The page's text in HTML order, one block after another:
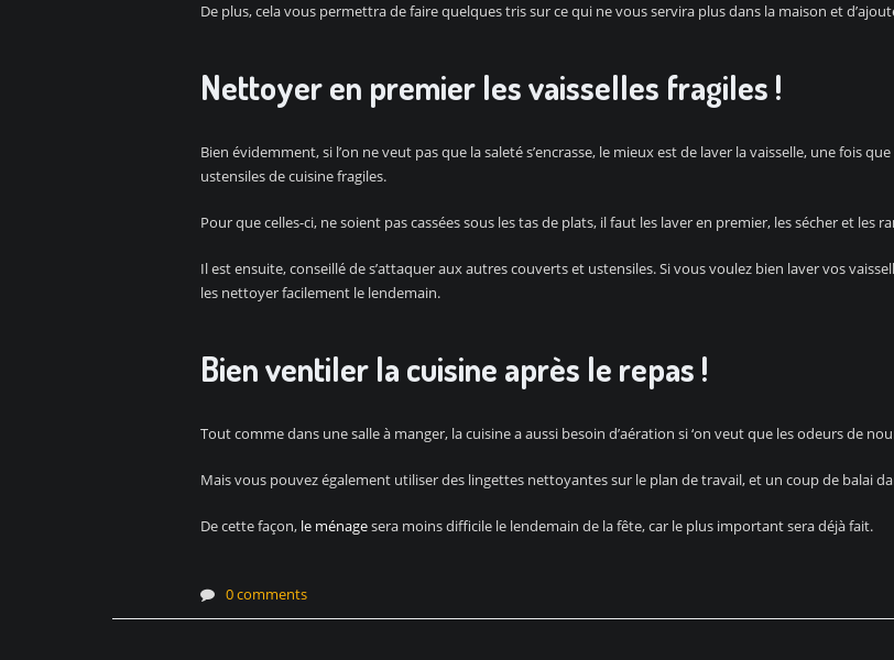
De plus, cela vous permettra de faire quelques tris sur ce qui ne vous servira plus dans la maison et
Nettoyer en premier les vaisselles fragiles !
Bien évidemment, si l’on ne veut pas que la saleté s’encrasse, le mieux est de laver la vaisselle, une fois
ustensiles de cuisine fragiles.
Pour que celles-ci, ne soient pas cassées sous les tas de plats, il faut les laver en premier, les sécher et les
Il est ensuite, conseillé de s’attaquer aux autres couverts et ustensiles. Si vous voulez bien laver vos
les nettoyer facilement le lendemain.
Bien ventiler la cuisine après le repas !
Tout comme dans une salle à manger, la cuisine a aussi besoin d’aération si ‘on veut que les odeurs de
Mais vous pouvez également utiliser des lingettes nettoyantes sur le plan de travail, et un coup de balai
De cette façon, le ménagesera moins difficile le lendemain de la fête, car le plus important sera déjà fait.
0 comments